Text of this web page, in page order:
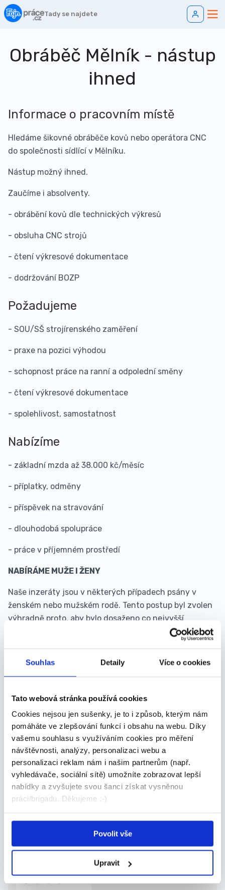
Souhlas Detaily Více o cookies
Tato webová stránka používá cookies
Cookies nejsou jen sušenky, je to i způsob, kterým nám
pomáháte ve zlepšování funkcí i obsahu na webu. Díky
vašemu souhlasu s využíváním cookies pro měření
návštěvnosti, analýzy, personalizaci webu a
personalizaci reklam nám i našim partnerům (např.
vyhledávače, sociální sítě) umožníte zobrazovat lepší
nabídky a zvyšujete svou šanci získat vysněnou
práci/brigádu. Děkujeme :-)
Povolit vše
Upravit
Tady se najdete
Obráběč Mělník - nástup
ihned
Informace o pracovním místě
Hledáme šikovné obráběče kovů nebo operátora CNC
do společnosti sídlící v Mělníku.
Nástup možný ihned.
Zaučíme i absolventy.
- obrábění kovů dle technických výkresů
- obsluha CNC strojů
- čtení výkresové dokumentace
- dodržování BOZP
Požadujeme
- SOU/SŠ strojírenského zaměření
- praxe na pozici výhodou
- schopnost práce na ranní a odpolední směny
- čtení výkresové dokumentace
- spolehlivost, samostatnost
Nabízíme
- základní mzda až 38.000 kč/měsíc
- příplatky, odměny
- příspěvek na stravování
- dlouhodobá spolupráce
- práce v příjemném prostředí
NABÍRÁME MUŽE I ŽENY
Naše inzeráty jsou v některých případech psány v
ženském nebo mužském rodě. Tento postup byl zvolen
výhradně proto, aby bylo dosaženo co nejvyšší
plynulosti textu. V žádném případě se nevyjadřuje
genderově podmíněný nebo diskriminační přístup naší
společnosti k uchazečům a uchazečkám o volná
Datum nástupu: Dle domluvy
Mzda:
Dle domluvy
Počet míst:
1
Úvazek:
Plný
Min. vzdělání:
Základní
Firma:
Manpower
Praha